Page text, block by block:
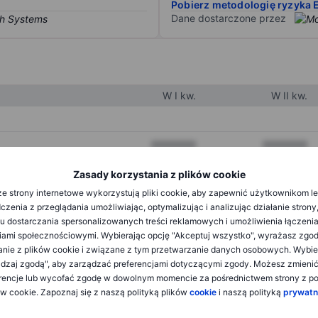
Zasady korzystania z plików cookie
strony internetowe wykorzystują pliki cookie, aby zapewnić użytkownikom
z przeglądania umożliwiając, optymalizując i analizując działanie
dostarczania spersonalizowanych treści reklamowych i umożliwienia
społecznościowymi. Wybierając opcję "Akceptuj wszystko", wyrażasz
z plików cookie i związane z tym przetwarzanie danych osobowych.
zgodą", aby zarządzać preferencjami dotyczącymi zgody. Możesz
lub wycofać zgodę w dowolnym momencie za pośrednictwem strony z
cookie. Zapoznaj się z naszą polityką plików cookie i naszą polityką
Pobierz metodologię ryzyka
Dane dostarczone przez
W I kw. W II kw.
XXXXXXX XXXXXXX
XXXXXXX
XXXXXXX XXXXXXX
XXXXXXX XXXXXXX
XXXXXXX